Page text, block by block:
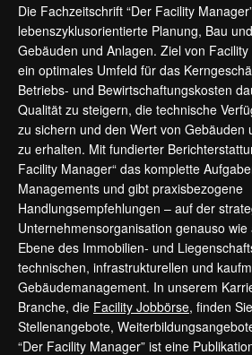
Die Fachzeitschrift “Der Facility
lebenszyklusorientierte Planung, Bau
Gebäuden und Anlagen. Ziel von
ein optimales Umfeld für das
Betriebs- und Bewirtschaftungskosten
Qualität zu steigern, die technische
zu sichern und den Wert von Gebäuden
zu erhalten. Mit fundierter
Facility Manager“ das komplette
Managements und gibt praxisbezogene
Handlungsempfehlungen – auf der
Unternehmensorganisation genauso
Ebene des Immobilien- und
technischen, infrastrukturellen und
Gebäudemanagement. In unserem
Branche, die Facility Jobbörse, finden
Stellenangebote,
“Der Facility Manager” ist eine